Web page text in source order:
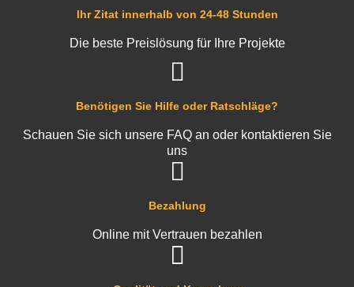
Bezahlung
Online mit Vertrauen bezahlen
Benötigen Sie Hilfe oder Ratschläge?
Schauen Sie sich unsere FAQ an oder kontaktieren Sie
uns
Ihr Zitat innerhalb von 24-48 Stunden
Die beste Preislösung für Ihre Projekte